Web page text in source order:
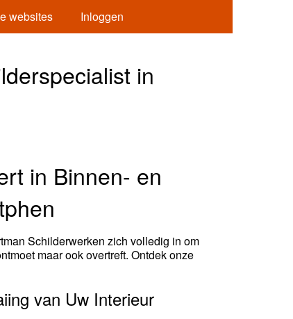
websites Inloggen
in
in Binnen- en
Schilderwerken zich volledig in om
maar ook overtreft. Ontdek onze
van Uw Interieur